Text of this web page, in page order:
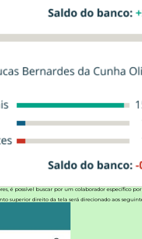
é possível buscar por um colaborador específico
superior direito da tela será direcionado aos